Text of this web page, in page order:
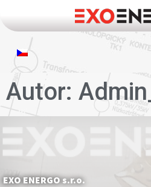
Autor:
EXO ENERGO s.r.o.